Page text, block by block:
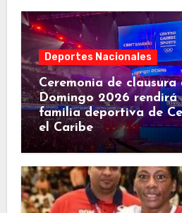
Deportes Nacionales
Ceremonia de clausura
Domingo 2026 rendirá
familia deportiva de
el Caribe